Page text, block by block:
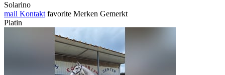
Solarino
mail Kontakt favorite Merken Gemerkt
Platin